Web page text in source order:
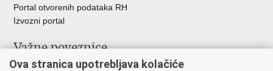
Portal otvorenih podataka RH
Izvozni portal
Važne poveznice
Ministarstvo unutarnjih poslova RH
Ova stranica upotrebljava kolačiće